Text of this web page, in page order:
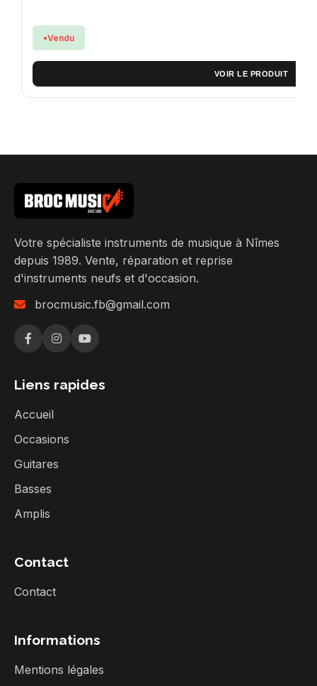
Vendu
VOIR LE PRODUIT
Votre spécialiste instruments de musique à Nîmes
depuis 1989. Vente, réparation et reprise
d'instruments neufs et d'occasion.
brocmusic.fb@gmail.com
Liens rapides
Accueil
Occasions
Guitares
Basses
Amplis
Contact
Contact
Informations
Mentions légales